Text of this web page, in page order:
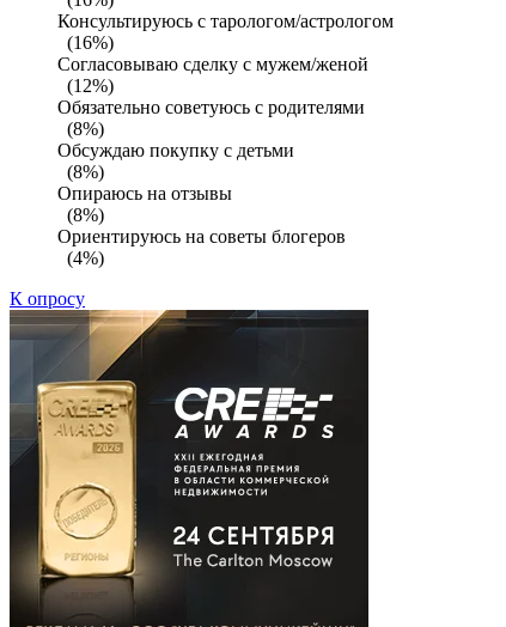
Консультируюсь с тарологом/астрологом
(16%)
Согласовываю сделку с мужем/женой
(12%)
Обязательно советуюсь с родителями
(8%)
Обсуждаю покупку с детьми
(8%)
Опираюсь на отзывы
(8%)
Ориентируюсь на советы блогеров
(4%)
К опросу